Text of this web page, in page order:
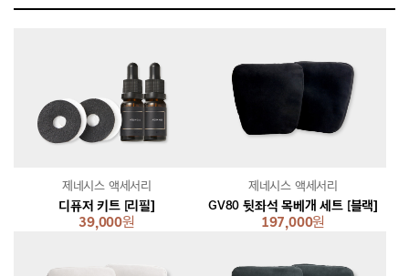
디퓨저 키트 [리필]
39,000원
제네시스 액세서리
GV80 뒷좌석 목베개 세트 [블랙]
197,000원
제네시스 액세서리